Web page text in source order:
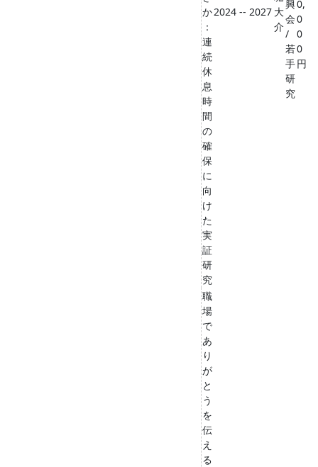
か
：
連
続
休
息
時
間
の
確
保
に
向
け
た
実
証
研
究
2024 -- 2027 大
介
興
会
/
若
手
研
究
0,
0
0
0
円
職
場
で
あ
り
が
と
う
を
伝
え
る